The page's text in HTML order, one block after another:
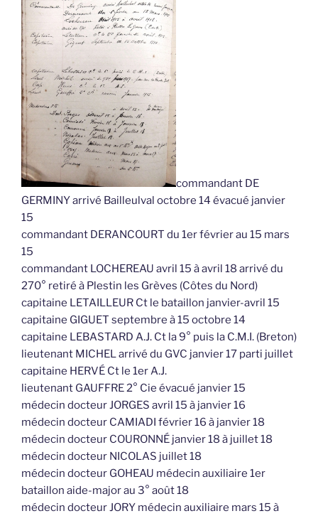
commandant DE
GERMINY arrivé Bailleulval octobre 14 évacué janvier
15
commandant DERANCOURT du 1er février au 15 mars
15
commandant LOCHEREAU avril 15 à avril 18 arrivé du
270° retiré à Plestin les Grèves (Côtes du Nord)
capitaine LETAILLEUR Ct le bataillon janvier-avril 15
capitaine GIGUET septembre à 15 octobre 14
capitaine LEBASTARD A.J. Ct la 9° puis la C.M.I. (Breton)
lieutenant MICHEL arrivé du GVC janvier 17 parti juillet
capitaine HERVÉ Ct le 1er A.J.
lieutenant GAUFFRE 2° Cie évacué janvier 15
médecin docteur JORGES avril 15 à janvier 16
médecin docteur CAMIADI février 16 à janvier 18
médecin docteur COURONNÉ janvier 18 à juillet 18
médecin docteur NICOLAS juillet 18
médecin docteur GOHEAU médecin auxiliaire 1er
bataillon aide-major au 3° août 18
médecin docteur JORY médecin auxiliaire mars 15 à